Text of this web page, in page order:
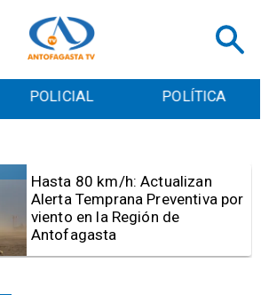
POLÍTICA CULTURA
Detienen a sujeto por iniciar
quema para sacar cables
eléctricos en el sector norte de
Antofagasta